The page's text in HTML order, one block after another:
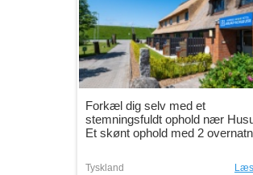
Forkæl dig selv med et
stemningsfuldt ophold nær
Et skønt ophold med 2
Tyskland